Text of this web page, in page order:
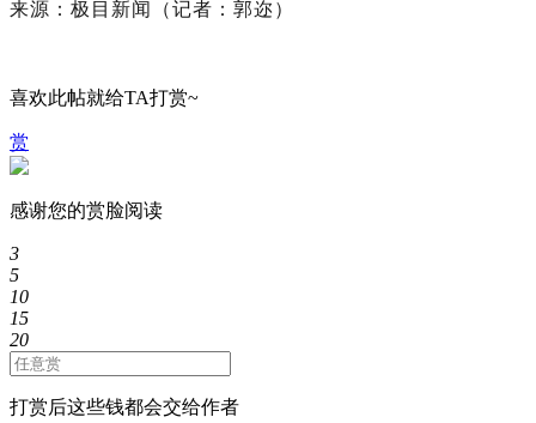
来源：极目新闻（记者：郭迩）
喜欢此帖就给TA打赏~
赏
感谢您的赏脸阅读
3
5
10
15
20
打赏后这些钱都会交给作者